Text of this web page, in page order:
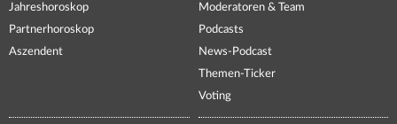
Jahreshoroskop
Partnerhoroskop
Aszendent
Moderatoren & Team
Podcasts
News-Podcast
Themen-Ticker
Voting